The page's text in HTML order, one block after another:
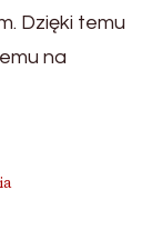
Dzięki temu
na